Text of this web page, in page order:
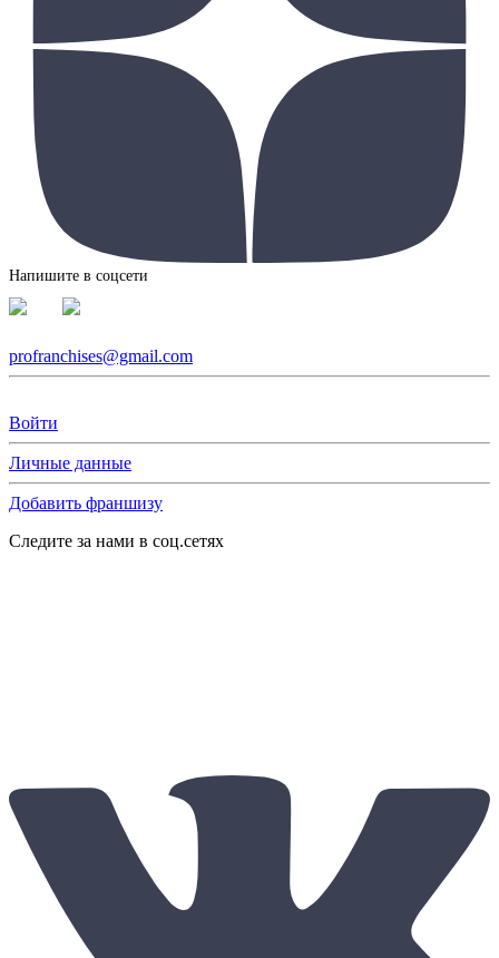
Напишите в соцсети
profranchises@gmail.com
Войти
Личные данные
Добавить франшизу
Следите за нами в соц.сетях